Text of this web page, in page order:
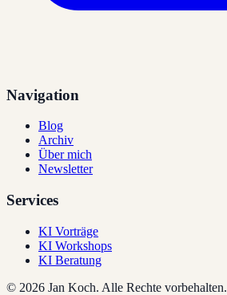
Navigation
Blog
Archiv
Über mich
Newsletter
Services
KI Vorträge
KI Workshops
KI Beratung
© 2026 Jan Koch. Alle Rechte vorbehalten.